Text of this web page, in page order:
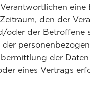
den der
der Betroffene
der
eines Vertrags